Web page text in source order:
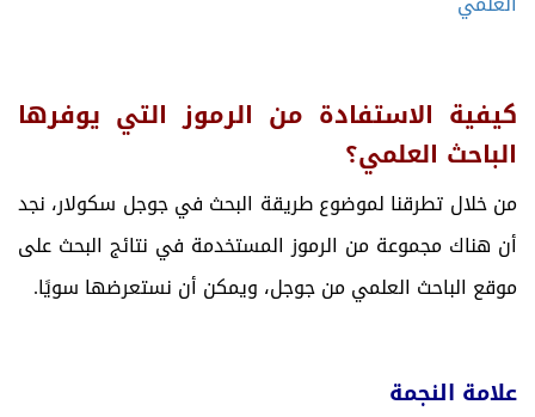
كيفية الاستفادة من الرموز التي يوفرها
الباحث العلمي؟
من خلال تطرقنا لموضوع طريقة البحث في جوجل سكولار، نجد
أن هناك مجموعة من الرموز المستخدمة في نتائج البحث على
موقع الباحث العلمي من جوجل، ويمكن أن نستعرضها سويًا.
علامة النجمة